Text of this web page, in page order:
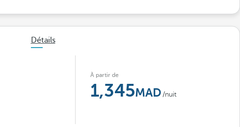
Détails
À partir de
1,345 /nuit